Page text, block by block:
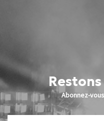
Abonnez-